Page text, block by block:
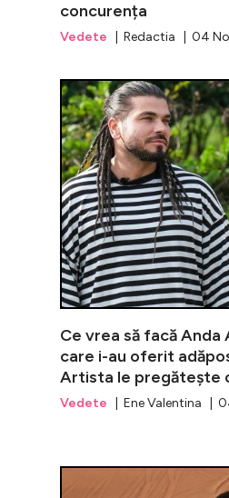
concurența
Vedete | Redactia | 04
Ce vrea să facă
care i-au oferit
Artista le pregătește
Vedete | Ene Valentina |